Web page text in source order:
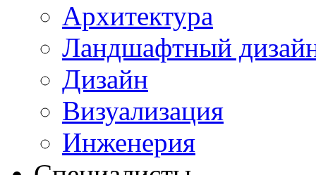
Архитектура
Ландшафтный
Дизайн
Визуализация
Инженерия